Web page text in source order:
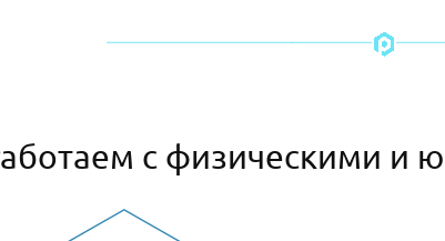
с физическими и